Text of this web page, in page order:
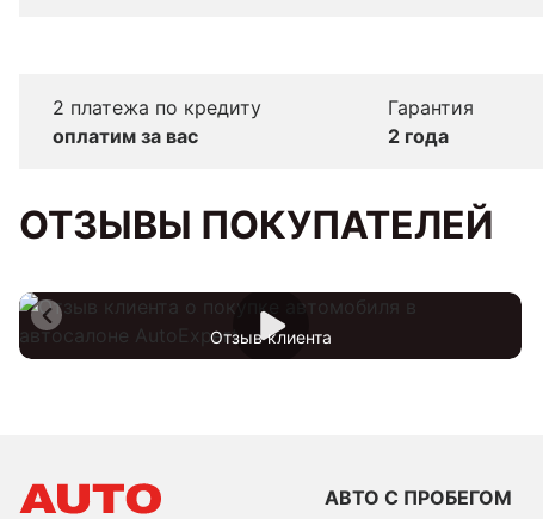
2 платежа по кредиту
оплатим за вас
Гарантия
2 года
ОТЗЫВЫ ПОКУПАТЕЛЕЙ
Отзыв клиента
АВТО С ПРОБЕГОМ